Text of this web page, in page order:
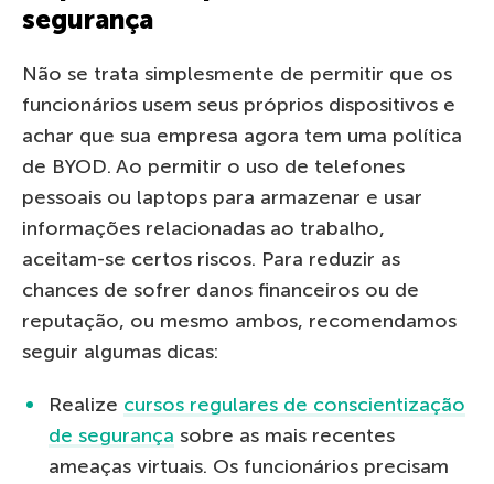
segurança
Não se trata simplesmente de permitir que os
funcionários usem seus próprios dispositivos e
achar que sua empresa agora tem uma política
de BYOD. Ao permitir o uso de telefones
pessoais ou laptops para armazenar e usar
informações relacionadas ao trabalho,
aceitam-se certos riscos. Para reduzir as
chances de sofrer danos financeiros ou de
reputação, ou mesmo ambos, recomendamos
seguir algumas dicas:
Realize cursos regulares de conscientização
de segurança sobre as mais recentes
ameaças virtuais. Os funcionários precisam